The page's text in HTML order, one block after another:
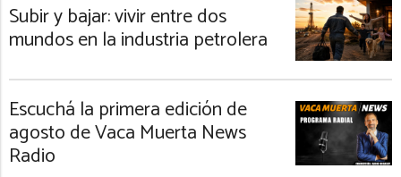
Subir y bajar: vivir entre dos
mundos en la industria petrolera
Escuchá la primera edición de
agosto de Vaca Muerta News
Radio